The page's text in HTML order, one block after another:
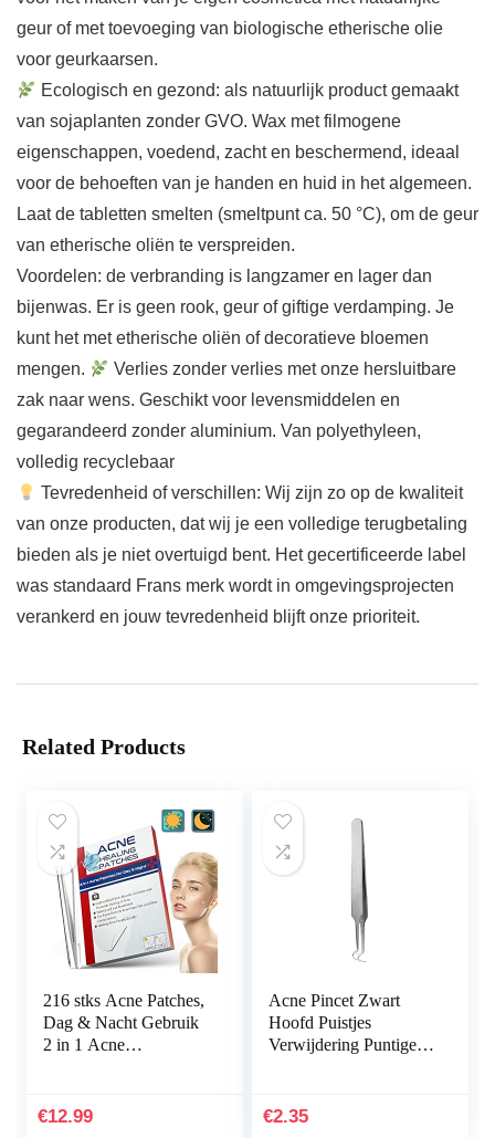
geur of met toevoeging van biologische etherische olie
voor geurkaarsen.
Ecologisch en gezond: als natuurlijk product gemaakt
van sojaplanten zonder GVO. Wax met filmogene
eigenschappen, voedend, zacht en beschermend, ideaal
voor de behoeften van je handen en huid in het algemeen.
Laat de tabletten smelten (smeltpunt ca. 50 °C), om de geur
van etherische oliën te verspreiden.
Voordelen: de verbranding is langzamer en lager dan
bijenwas. Er is geen rook, geur of giftige verdamping. Je
kunt het met etherische oliën of decoratieve bloemen
mengen.
Verlies zonder verlies met onze hersluitbare
zak naar wens. Geschikt voor levensmiddelen en
gegarandeerd zonder aluminium. Van polyethyleen,
volledig recyclebaar
Tevredenheid of verschillen: Wij zijn zo op de kwaliteit
van onze producten, dat wij je een volledige terugbetaling
bieden als je niet overtuigd bent. Het gecertificeerde label
was standaard Frans merk wordt in omgevingsprojecten
verankerd en jouw tevredenheid blijft onze prioriteit.
Related Products
216 stks Acne Patches,
Dag & Nacht Gebruik
2 in 1 Acne
Effectieve…
€12.99
Acne Pincet Zwart
Hoofd Puistjes
Verwijdering Puntige
Gereedschap Mee-eter
€2.35